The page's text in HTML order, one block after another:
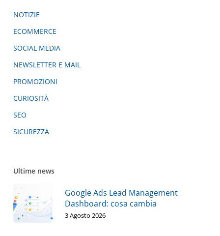
NOTIZIE
ECOMMERCE
SOCIAL MEDIA
NEWSLETTER E MAIL
PROMOZIONI
CURIOSITÀ
SEO
SICUREZZA
Ultime news
Google Ads Lead Management
Dashboard: cosa cambia
3 Agosto 2026